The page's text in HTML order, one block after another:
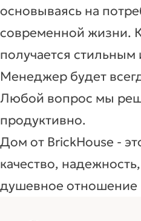
основываясь на
современной жизни.
получается
Менеджер будет
Любой вопрос мы
продуктивно.
Дом от BrickHouse -
качество,
душевное отношение